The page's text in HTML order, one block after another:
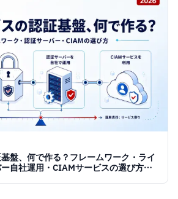
盤、何で作る？フレームワーク・ライ
自社運用・CIAMサービスの選び方